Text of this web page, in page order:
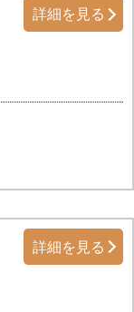
詳細を見る
詳細を見る